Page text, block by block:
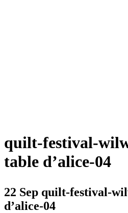
quilt-festival-
table d’alice-04
22 Sep quilt-festival-
d’alice-04